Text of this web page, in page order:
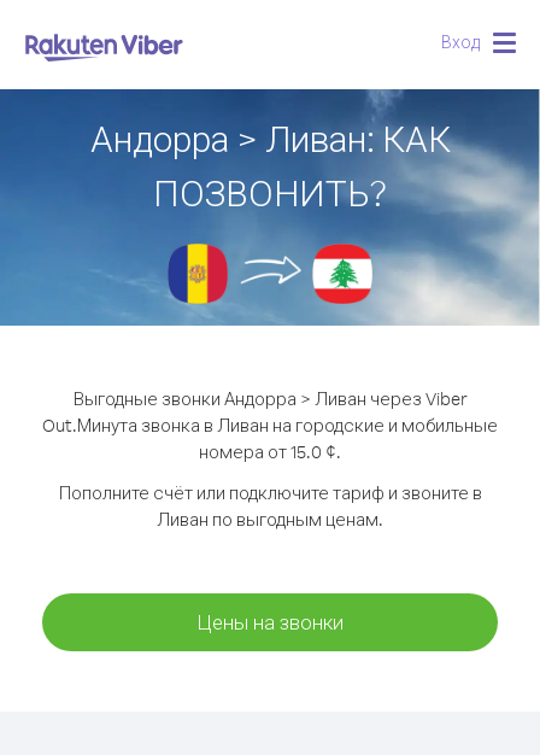
Вход
Андорра > Ливан: КАК
ПОЗВОНИТЬ?
Выгодные звонки Андорра > Ливан через Viber
Out.Минута звонка в Ливан на городские и мобильные
номера от 15.0 ¢.
Пополните счёт или подключите тариф и звоните в
Ливан по выгодным ценам.
Цены на звонки